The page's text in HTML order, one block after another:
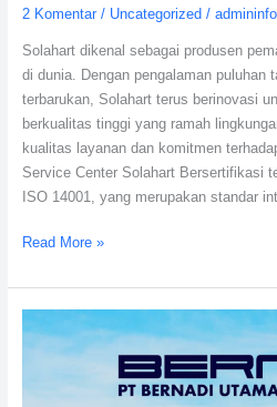
2 Komentar / Uncategorized /
Solahart dikenal sebagai produsen
di dunia. Dengan pengalaman puluhan
terbarukan, Solahart terus berinovasi
berkualitas tinggi yang ramah
kualitas layanan dan komitmen
Service Center Solahart Bersertifikasi
ISO 14001, yang merupakan standar
Standar
Read More »
Service
Center
Bergaransi